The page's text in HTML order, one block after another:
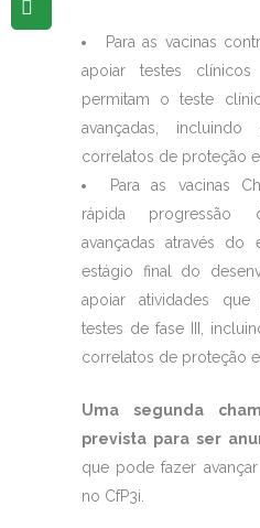
Para as vacinas
apoiar testes
permitam o teste
avançadas,
correlatos de proteção e
Para as vacinas
rápida progressão
avançadas através
estágio final do
apoiar atividades que
testes de fase III,
correlatos de proteção e
Uma segunda
prevista para ser
que pode fazer
no CfP3i.